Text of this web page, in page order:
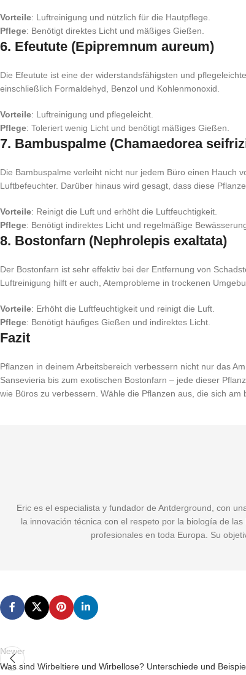
Vorteile: Luftreinigung und nützlich für die Hautpflege.
Pflege: Benötigt direktes Licht und mäßiges Gießen.
6. Efeutute (Epipremnum aureum)
Die Efeutute ist eine der widerstandsfähigsten und
einschließlich Formaldehyd, Benzol und Kohlenmonoxid.
Vorteile: Luftreinigung und pflegeleicht.
Pflege: Toleriert wenig Licht und benötigt mäßiges Gießen.
7. Bambuspalme (Chamaedorea
Die Bambuspalme verleiht nicht nur jedem Büro einen Hauch
Luftbefeuchter. Darüber hinaus wird gesagt, dass diese
Vorteile: Reinigt die Luft und erhöht die Luftfeuchtigkeit.
Pflege: Benötigt indirektes Licht und regelmäßige
8. Bostonfarn (Nephrolepis exaltata)
Der Bostonfarn ist sehr effektiv bei der Entfernung von
Luftreinigung hilft er auch, Atemprobleme in trockenen
Vorteile: Erhöht die Luftfeuchtigkeit und reinigt die Luft.
Pflege: Benötigt häufiges Gießen und indirektes Licht.
Fazit
Pflanzen in deinem Arbeitsbereich verbessern nicht nur das
Sansevieria bis zum exotischen Bostonfarn – jede dieser
wie Büros zu verbessern. Wähle die Pflanzen aus, die sich
Eric es el especialista y fundador de Antderground, con
la innovación técnica con el respeto por la biología de
profesionales en toda Europa. Su
Newer
Was sind Wirbeltiere und Wirbellose? Unterschiede und